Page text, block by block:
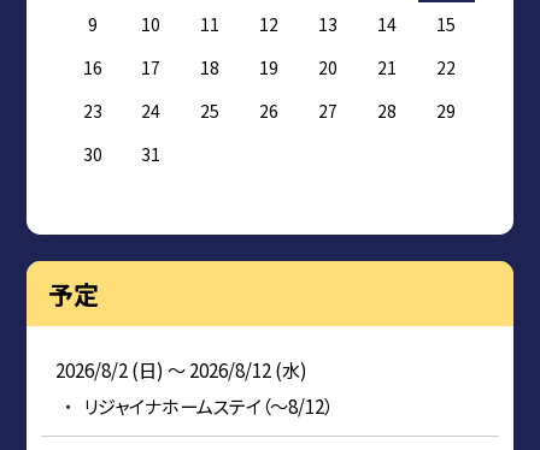
9
10 11 12 13 14
15
16
17 18 19 20 21
22
23
24 25 26 27 28
29
30
31
予定
2026/8/2 (日) ～ 2026/8/12 (水)
リジャイナホームステイ（～8/12）